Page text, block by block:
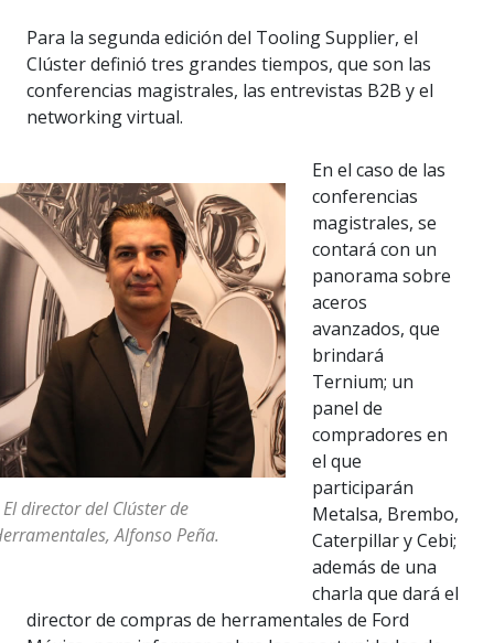
Para la segunda edición del Tooling Supplier, el
Clúster definió tres grandes tiempos, que son las
conferencias magistrales, las entrevistas B2B y el
networking virtual.
El director del Clúster de
Alfonso Peña.
En el caso de las
conferencias
magistrales, se
contará con un
panorama sobre
aceros
avanzados, que
brindará
Ternium; un
panel de
compradores en
el que
participarán
Metalsa, Brembo,
Caterpillar y Cebi;
además de una
charla que dará el
director de compras de herramentales de Ford